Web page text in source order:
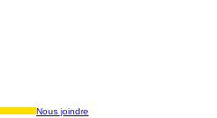
Nous joindre